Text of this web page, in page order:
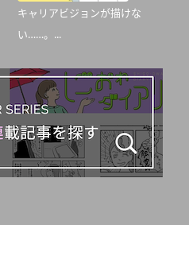
キャリアビジョンが描けな
い……。...